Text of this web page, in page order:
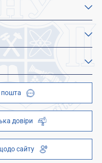
(ДЮНУ)
пошта
довіри
сайту